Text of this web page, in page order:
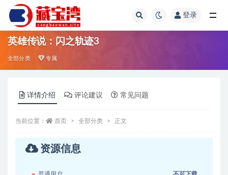
登录
英雄传说：闪之轨迹3
全部分类 专属
详情介绍 评论建议 常见问题
当前位置： 首页 全部分类 正文
资源信息
全部